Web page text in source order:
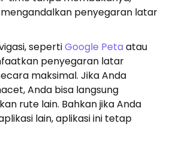
penyegaran latar
sepertiGoogle Peta atau
penyegaran latar
maksimal. Jika Anda
Anda bisa langsung
rute lain. Bahkan jika Anda
lain, aplikasi ini tetap